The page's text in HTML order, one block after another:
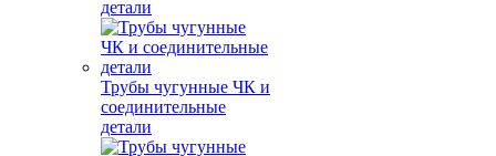
детали
Трубы чугунные ЧК и
соединительные
детали